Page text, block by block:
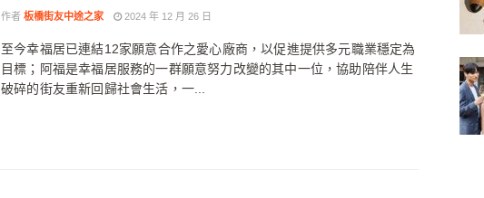
作者 板橋街友中途之家 2024 年 12 月 26 日
至今幸福居已連結12家願意合作之愛心廠商，以促進提供多元職業穩定為
目標；阿福是幸福居服務的一群願意努力改變的其中一位，協助陪伴人生
破碎的街友重新回歸社會生活，一...